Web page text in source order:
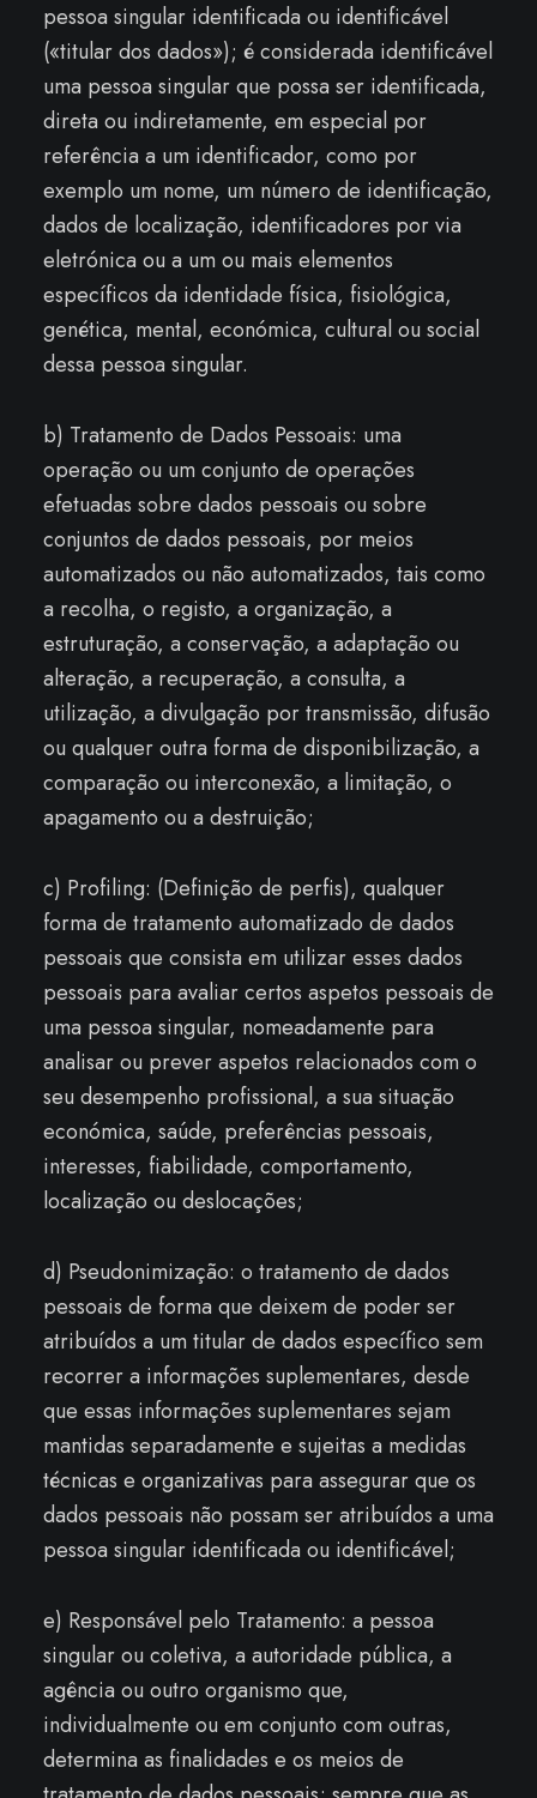
pessoa singular identificada ou identificável
(«titular dos dados»); é considerada identificável
uma pessoa singular que possa ser identificada,
direta ou indiretamente, em especial por
referência a um identificador, como por
exemplo um nome, um número de identificação,
dados de localização, identificadores por via
eletrónica ou a um ou mais elementos
específicos da identidade física, fisiológica,
genética, mental, económica, cultural ou social
dessa pessoa singular.
b) Tratamento de Dados Pessoais: uma
operação ou um conjunto de operações
efetuadas sobre dados pessoais ou sobre
conjuntos de dados pessoais, por meios
automatizados ou não automatizados, tais como
a recolha, o registo, a organização, a
estruturação, a conservação, a adaptação ou
alteração, a recuperação, a consulta, a
utilização, a divulgação por transmissão, difusão
ou qualquer outra forma de disponibilização, a
comparação ou interconexão, a limitação, o
apagamento ou a destruição;
c) Profiling: (Definição de perfis), qualquer
forma de tratamento automatizado de dados
pessoais que consista em utilizar esses dados
pessoais para avaliar certos aspetos pessoais de
uma pessoa singular, nomeadamente para
analisar ou prever aspetos relacionados com o
seu desempenho profissional, a sua situação
económica, saúde, preferências pessoais,
interesses, fiabilidade, comportamento,
localização ou deslocações;
d) Pseudonimização: o tratamento de dados
pessoais de forma que deixem de poder ser
atribuídos a um titular de dados específico sem
recorrer a informações suplementares, desde
que essas informações suplementares sejam
mantidas separadamente e sujeitas a medidas
técnicas e organizativas para assegurar que os
dados pessoais não possam ser atribuídos a uma
pessoa singular identificada ou identificável;
e) Responsável pelo Tratamento: a pessoa
singular ou coletiva, a autoridade pública, a
agência ou outro organismo que,
individualmente ou em conjunto com outras,
determina as finalidades e os meios de